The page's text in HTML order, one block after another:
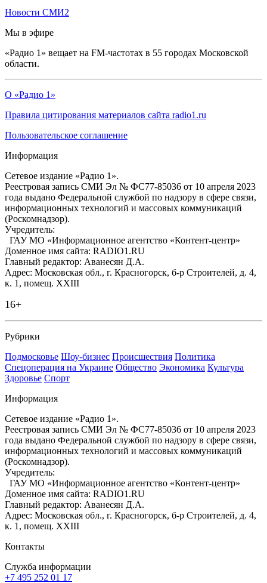
Новости СМИ2
Мы в эфире
«Радио 1» вещает на FM-частотах в 55 городах Московской
области.
О «Радио 1»
Правила цитирования материалов сайта radio1.ru
Пользовательское соглашение
Информация
Сетевое издание «Радио 1».
Реестровая запись СМИ Эл № ФС77-85036 от 10 апреля 2023
года выдано Федеральной службой по надзору в сфере связи,
информационных технологий и массовых коммуникаций
(Роскомнадзор).
Учредитель:
ГАУ МО «Информационное агентство «Контент-центр»
Доменное имя сайта: RADIO1.RU
Главный редактор: Аванесян Д.А.
Адрес: Московская обл., г. Красногорск, б-р Строителей, д. 4,
к. 1, помещ. XXIII
16+
Рубрики
Подмосковье Шоу-бизнес Происшествия Политика
Спецоперация на Украине Общество Экономика Культура
Здоровье Спорт
Информация
Сетевое издание «Радио 1».
Реестровая запись СМИ Эл № ФС77-85036 от 10 апреля 2023
года выдано Федеральной службой по надзору в сфере связи,
информационных технологий и массовых коммуникаций
(Роскомнадзор).
Учредитель:
ГАУ МО «Информационное агентство «Контент-центр»
Доменное имя сайта: RADIO1.RU
Главный редактор: Аванесян Д.А.
Адрес: Московская обл., г. Красногорск, б-р Строителей, д. 4,
к. 1, помещ. XXIII
Контакты
Служба информации
+7 495 252 01 17